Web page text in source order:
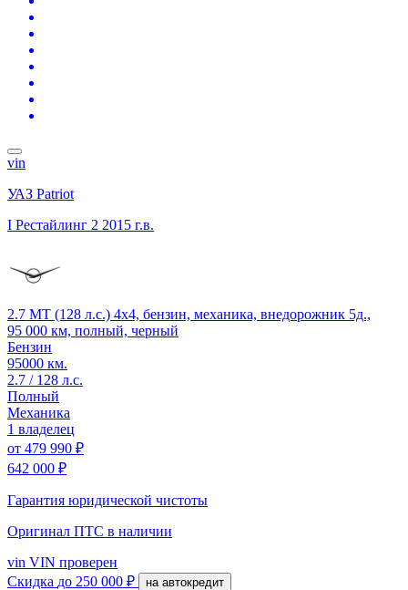
vin
УАЗ Patriot
I Рестайлинг 2 2015 г.в.
2.7 MT (128 л.с.) 4x4, бензин, механика, внедорожник 5д.,
95 000 км, полный, черный
Бензин
95000 км.
2.7 / 128 л.с.
Полный
Механика
1 владелец
от 479 990 ₽
642 000 ₽
Гарантия юридической чистоты
Оригинал ПТС в наличии
vin VIN проверен
Скидка до 250 000 ₽ на автокредит